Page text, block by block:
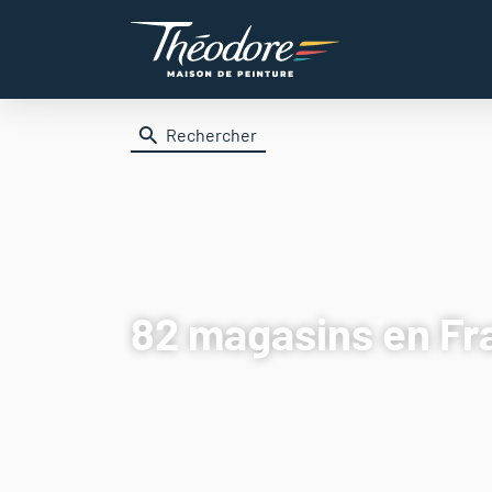
Rechercher
82 magasinsen